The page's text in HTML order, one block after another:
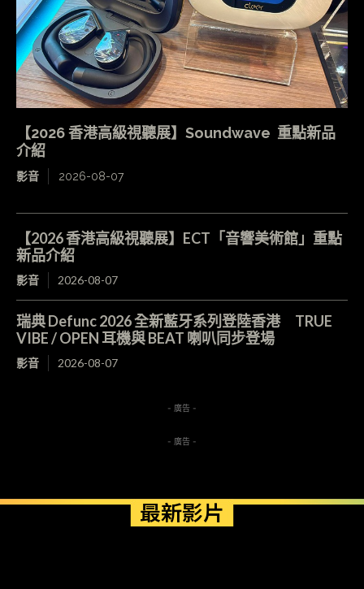
【2026 香港高級視聽展】Soundwave 重點新品
介紹
影音 2026-08-07
【2026 香港高級視聽展】ECT「音響美術館」重點
新品介紹
影音 2026-08-07
瑞典 Defunc 2026 全新藍牙系列登陸香港 TRUE
VIBE / OPEN 耳機與 BEAT 喇叭同步登場
影音 2026-08-07
- 廣告 -
- 廣告 -
最新影片